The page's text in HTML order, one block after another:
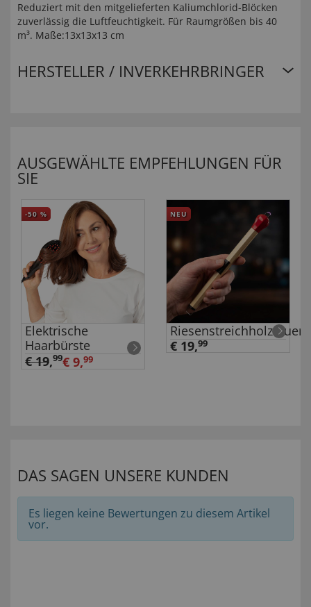
Reduziert mit den mitgelieferten Kaliumchlorid-Blöcken
zuverlässig die Luftfeuchtigkeit. Für Raumgrößen bis 40
m³. Maße:13x13x13 cm
HERSTELLER / INVERKEHRBRINGER
AUSGEWÄHLTE EMPFEHLUNGEN FÜR
SIE
-50 %
Elektrische
Haarbürste
€ 19,99€ 9,99
NEU
€ 19,99
DAS SAGEN UNSERE KUNDEN
Es liegen keine Bewertungen zu diesem Artikel
vor.